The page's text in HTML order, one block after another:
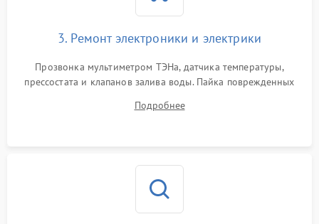
3. Ремонт электроники и электрики
Прозвонка мультиметром ТЭНа, датчика температуры,
прессостата и клапанов залива воды. Пайка поврежденных
Восстановление целостности проводки и контактов.
Подробнее